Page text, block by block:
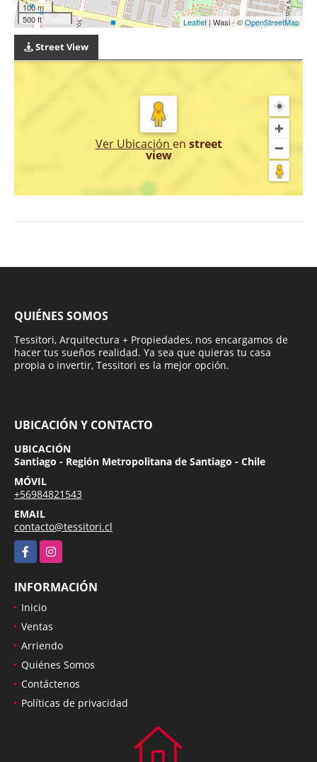
100 m
500 ft
Leaflet | Wasi - ©OpenStreetMap
Street View
Ver Ubicación en street
view
QUIÉNES SOMOS
Tessitori, Arquitectura + Propiedades, nos encargamos de
hacer tus sueños realidad. Ya sea que quieras tu casa
propia o invertir, Tessitori es la mejor opción.
UBICACIÓN Y CONTACTO
UBICACIÓN
Santiago - Región Metropolitana de Santiago - Chile
MÓVIL
+56984821543
EMAIL
contacto@tessitori.cl
FacebookInstagram
INFORMACIÓN
Inicio
Ventas
Arriendo
Quiénes Somos
Contáctenos
Políticas de privacidad